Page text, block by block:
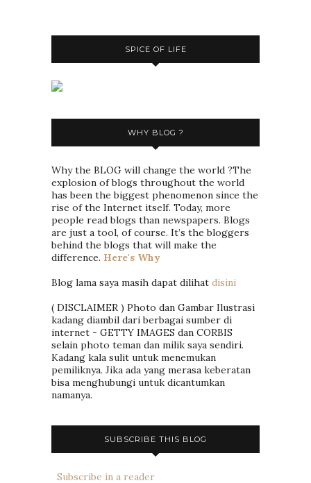
SPICE OF LIFE
WHY BLOG ?
Why the BLOG will change the world ?The
explosion of blogs throughout the world
has been the biggest phenomenon since the
rise of the Internet itself. Today, more
people read blogs than newspapers. Blogs
are just a tool, of course. It’s the bloggers
behind the blogs that will make the
difference. Here's Why
Blog lama saya masih dapat dilihat disini
( DISCLAIMER ) Photo dan Gambar Ilustrasi
kadang diambil dari berbagai sumber di
internet - GETTY IMAGES dan CORBIS
selain photo teman dan milik saya sendiri.
Kadang kala sulit untuk menemukan
pemiliknya. Jika ada yang merasa keberatan
bisa menghubungi untuk dicantumkan
namanya.
SUBSCRIBE THIS BLOG
Subscribe in a reader